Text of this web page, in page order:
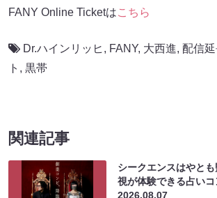
FANY Online Ticketはこちら
Dr.ハインリッヒ , FANY, 大西進, 配信
ト , 黒帯
関連記事
シークエンスはやと
視が体験できる占い
2026.08.07